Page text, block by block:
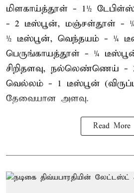
மிளகாய்த்தூள் - 1½
- 2 டீஸ்பூன், மஞ்சள்தூள் - ¼
½ டீஸ்பூன், வெந்தயம் - ¼
பெருங்காயத்தூள் - ¼
சிறிதளவு, நல்லெண்ணெய் -
வெல்லம் - 1 டீஸ்பூன்
தேவையான அளவு.
Read More